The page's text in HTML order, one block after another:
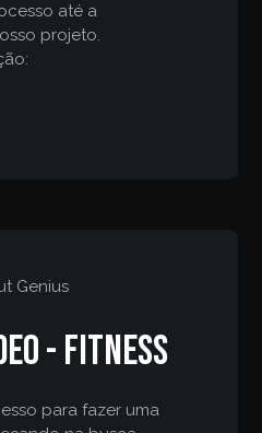
até a
projeto.
Genius
- fitness
para fazer uma